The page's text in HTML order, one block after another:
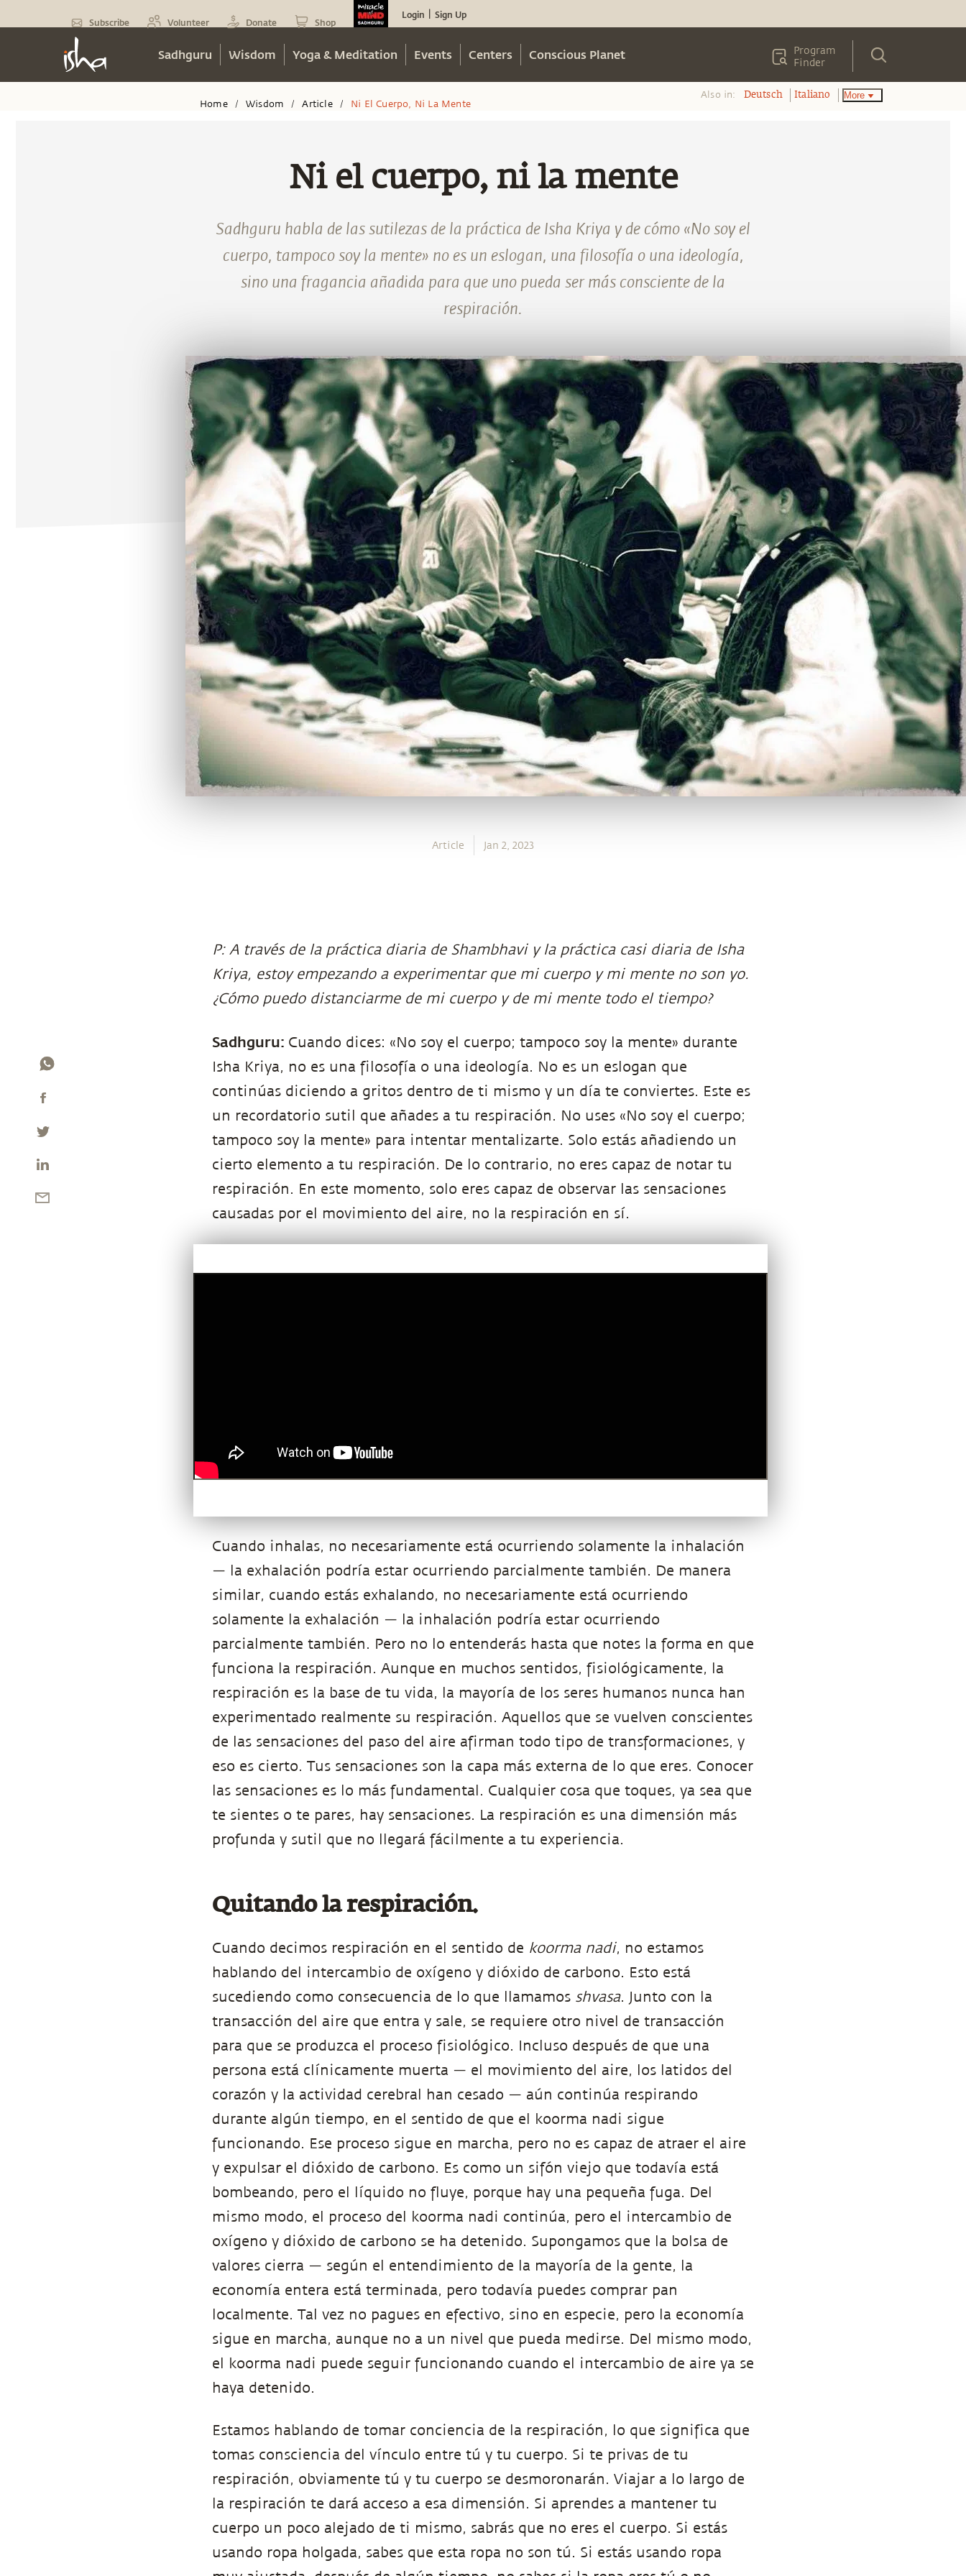
Subscribe Volunteer Donate Shop
Login Sign Up
Sadhguru Wisdom Yoga & Meditation Events Centers Conscious Planet
Program
Finder
Home / Wisdom / Article / Ni El Cuerpo, Ni La Mente
Also in: Deutsch Italiano More
Ni el cuerpo, ni la mente
Sadhguru habla de las sutilezas de la práctica de Isha Kriya y de cómo «No soy el
cuerpo, tampoco soy la mente» no es un eslogan, una filosofía o una ideología,
sino una fragancia añadida para que uno pueda ser más consciente de la
respiración.
Article Jan 2, 2023
P: A través de la práctica diaria de Shambhavi y la práctica casi diaria de Isha
Kriya, estoy empezando a experimentar que mi cuerpo y mi mente no son yo.
¿Cómo puedo distanciarme de mi cuerpo y de mi mente todo el tiempo?
Sadhguru: Cuando dices: «No soy el cuerpo; tampoco soy la mente» durante
Isha Kriya, no es una filosofía o una ideología. No es un eslogan que
continúas diciendo a gritos dentro de ti mismo y un día te conviertes. Este es
un recordatorio sutil que añades a tu respiración. No uses «No soy el cuerpo;
tampoco soy la mente» para intentar mentalizarte. Solo estás añadiendo un
cierto elemento a tu respiración. De lo contrario, no eres capaz de notar tu
respiración. En este momento, solo eres capaz de observar las sensaciones
causadas por el movimiento del aire, no la respiración en sí.
Cuando inhalas, no necesariamente está ocurriendo solamente la inhalación
— la exhalación podría estar ocurriendo parcialmente también. De manera
similar, cuando estás exhalando, no necesariamente está ocurriendo
solamente la exhalación — la inhalación podría estar ocurriendo
parcialmente también. Pero no lo entenderás hasta que notes la forma en que
funciona la respiración. Aunque en muchos sentidos, fisiológicamente, la
respiración es la base de tu vida, la mayoría de los seres humanos nunca han
experimentado realmente su respiración. Aquellos que se vuelven conscientes
de las sensaciones del paso del aire afirman todo tipo de transformaciones, y
eso es cierto. Tus sensaciones son la capa más externa de lo que eres. Conocer
las sensaciones es lo más fundamental. Cualquier cosa que toques, ya sea que
te sientes o te pares, hay sensaciones. La respiración es una dimensión más
profunda y sutil que no llegará fácilmente a tu experiencia.
Quitando la respiración.
Cuando decimos respiración en el sentido de koorma nadi, no estamos
hablando del intercambio de oxígeno y dióxido de carbono. Esto está
sucediendo como consecuencia de lo que llamamos shvasa. Junto con la
transacción del aire que entra y sale, se requiere otro nivel de transacción
para que se produzca el proceso fisiológico. Incluso después de que una
persona está clínicamente muerta — el movimiento del aire, los latidos del
corazón y la actividad cerebral han cesado — aún continúa respirando
durante algún tiempo, en el sentido de que el koorma nadi sigue
funcionando. Ese proceso sigue en marcha, pero no es capaz de atraer el aire
y expulsar el dióxido de carbono. Es como un sifón viejo que todavía está
bombeando, pero el líquido no fluye, porque hay una pequeña fuga. Del
mismo modo, el proceso del koorma nadi continúa, pero el intercambio de
oxígeno y dióxido de carbono se ha detenido. Supongamos que la bolsa de
valores cierra — según el entendimiento de la mayoría de la gente, la
economía entera está terminada, pero todavía puedes comprar pan
localmente. Tal vez no pagues en efectivo, sino en especie, pero la economía
sigue en marcha, aunque no a un nivel que pueda medirse. Del mismo modo,
el koorma nadi puede seguir funcionando cuando el intercambio de aire ya se
haya detenido.
Estamos hablando de tomar conciencia de la respiración, lo que significa que
tomas consciencia del vínculo entre tú y tu cuerpo. Si te privas de tu
respiración, obviamente tú y tu cuerpo se desmoronarán. Viajar a lo largo de
la respiración te dará acceso a esa dimensión. Si aprendes a mantener tu
cuerpo un poco alejado de ti mismo, sabrás que no eres el cuerpo. Si estás
usando ropa holgada, sabes que esta ropa no son tú. Si estás usando ropa